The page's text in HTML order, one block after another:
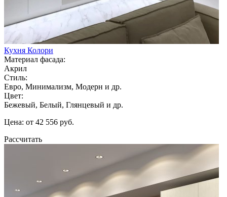
Кухня Колори
Материал фасада:
Акрил
Стиль:
Евро, Минимализм, Модерн и др.
Цвет:
Бежевый, Белый, Глянцевый и др.
Цена: от 42 556 руб.
Рассчитать